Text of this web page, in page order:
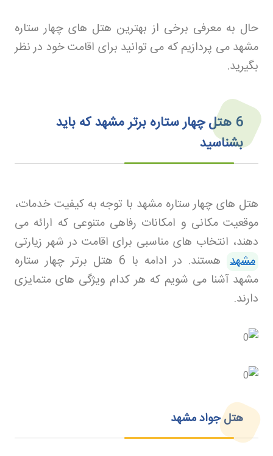
حال به معرفی برخی از بهترین هتل های چهار ستاره
مشهد می پردازیم که می توانید برای اقامت خود در نظر
بگیرید.
6 هتل چهار ستاره برتر مشهد که باید
بشناسید
هتل های چهار ستاره مشهد با توجه به کیفیت خدمات،
موقعیت مکانی و امکانات رفاهی متنوعی که ارائه می
دهند، انتخاب های مناسبی برای اقامت در شهر زیارتی
مشهد
هستند. در ادامه با 6 هتل برتر چهار ستاره
مشهد آشنا می شویم که هر کدام ویژگی های متمایزی
دارند.
هتل جواد مشهد